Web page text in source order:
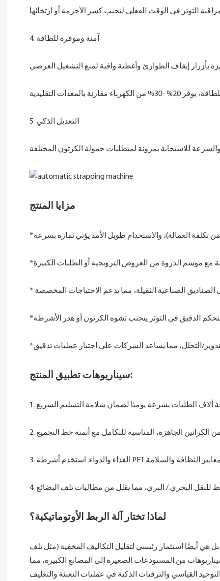
4. آمنة وموفرة للطاقة
5. التعديل الذكي
مزايا المنتج
سيناريوهات تطبيق المنتج:
لماذا تختار آلة الربط الأوتوماتيكية؟
هي أيضًا استثمار رئيسي لتقليل التكاليف المخفية (مثل تلف
من المستودعات الصغيرة إلى المصانع الكبيرة، مما